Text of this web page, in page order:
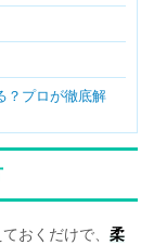
？プロが徹底解
おくだけで、 柔